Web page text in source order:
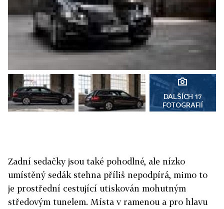
DALŠÍCH 17
FOTOGRAFIÍ
Zadní sedačky jsou také pohodlné, ale nízko
umístěný sedák stehna příliš nepodpírá, mimo to
je prostřední cestující utiskován mohutným
středovým tunelem. Místa v ramenou a pro hlavu